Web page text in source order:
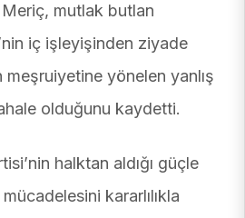
mutlak butlan
iç işleyişinden ziyade
yönelen yanlış
olduğunu kaydetti.
halktan aldığı güçle
kararlılıkla